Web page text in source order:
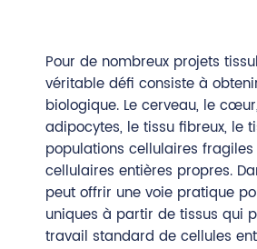
Pour de nombreux projets
véritable défi consiste à
biologique. Le cerveau, le
adipocytes, le tissu fibreux, le
populations cellulaires
cellulaires entières propres.
peut offrir une voie pratique
uniques à partir de tissus qui
travail standard de cellules